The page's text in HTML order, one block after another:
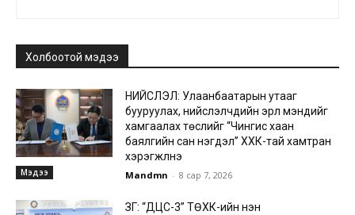
Холбоотой мэдээ
Мэдээ
НИЙСЛЭЛ: Улаанбаатарын утааг
бууруулах, нийслэлчүүдийн эрүүл мэндийг
хамгаалах төслийг “Чингис хаан
баялгийн сан нэгдэл” ХХК-тай хамтран
хэрэгжүүлнэ
Mandmn - 8 сар 7, 2026
ЗГ: “ДЦС-3” ТӨХК-ийн нэн